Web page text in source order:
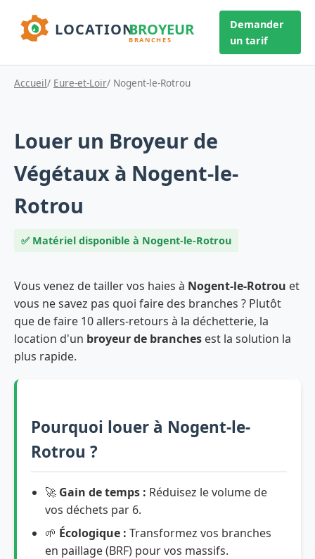
Demander
un tarif
Accueil/ Eure-et-Loir/ Nogent-le-Rotrou
Louer un Broyeur de
Végétaux à Nogent-le-
Rotrou
✅ Matériel disponible à Nogent-le-Rotrou
Vous venez de tailler vos haies à Nogent-le-Rotrou et
vous ne savez pas quoi faire des branches ? Plutôt
que de faire 10 allers-retours à la déchetterie, la
location d'un broyeur de branches est la solution la
plus rapide.
Pourquoi louer à Nogent-le-
Rotrou ?
🚀 Gain de temps : Réduisez le volume de
vos déchets par 6.
🌱 Écologique : Transformez vos branches
en paillage (BRF) pour vos massifs.